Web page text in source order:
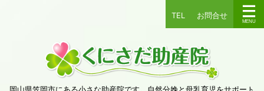
TEL お問合せ
岡山県笠岡市にある小さな助産院です。自然分娩と母乳育児をサポート